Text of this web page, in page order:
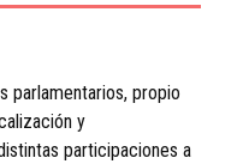
parlamentarios, propio
y
participaciones a